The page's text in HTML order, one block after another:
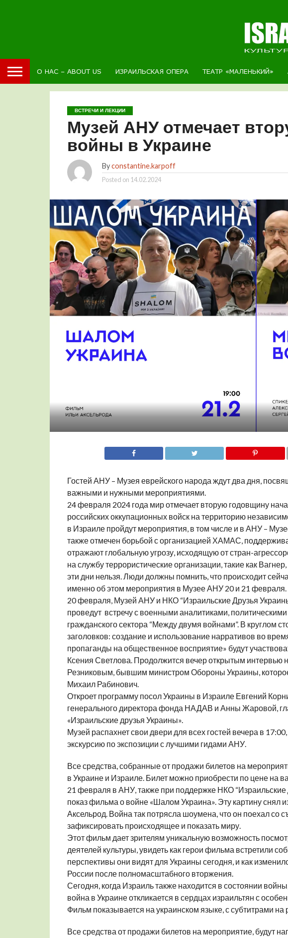
О НАС – ABOUT US ИЗРАИЛЬСКАЯ ОПЕРА ТЕАТР «МАЛЕНЬКИЙ»
ВСТРЕЧИ И ЛЕКЦИИ
Музей АНУ отмечает
войны в Украине
Byconstantine.karpoff
Posted on 14.02.2024
Гостей АНУ – Музея еврейского народа ждут два дня,
важными и нужными мероприятиями.
24 февраля 2024 года мир отмечает вторую годовщину
российских оккупационных войск на территорию
в Израиле пройдут мероприятия, в том числе и в АНУ –
также отмечен борьбой с организацией ХАМАС,
отражают глобальную угрозу, исходящую от стран-
на службу террористические организации, такие как
эти дни нельзя. Люди должны помнить, что происходит
именно об этом мероприятия в Музее АНУ 20 и 21 февраля.
20 февраля, Музей АНУ и НКО “Израильские Друзья
проведут встречу с военными аналитиками,
гражданского сектора “Между двумя войнами”. В круглом
заголовков: создание и использование нарративов во
пропаганды на общественное восприятие» будут
Ксения Светлова. Продолжится вечер открытым интервью
Резниковым, бывшим министром Обороны Украины,
Михаил Рабинович.
Откроет программу посол Украины в Израиле Евгений
генерального директора фонда НАДАВ и Анны Жаровой,
«Израильские друзья Украины».
Музей распахнет свои двери для всех гостей вечера в
экскурсию по экспозиции с лучшими гидами АНУ.
Все средства, собранные от продажи билетов на
в Украине и Израиле. Билет можно приобрести по цене на
21 февраля в АНУ, также при поддержке НКО
показ фильма о войне «Шалом Украина». Эту картину снял
Аксельрод. Война так потрясла шоумена, что он поехал со
зафиксировать происходящее и показать миру.
Этот фильм дает зрителям уникальную возможность
деятелей культуры, увидеть как герои фильма встретили
перспективы они видят для Украины сегодня, и как
России после полномасштабного вторжения.
Сегодня, когда Израиль также находится в состоянии
война в Украине откликается в сердцах израильтян с
Фильм показывается на украинском языке, с субтитрами на
Все средства от продажи билетов на мероприятие, будут